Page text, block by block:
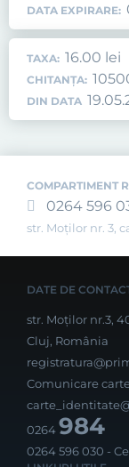
DATA EXPIRARE:
TAXA: 16.00 lei
CHITANȚA:
DIN DATA
COMPARTIMENT
0264 596
str. Moților nr. 3,
DATE DE
str. Moților nr.3,
Cluj, România
Comunicare
0264984
0264 596 030 -